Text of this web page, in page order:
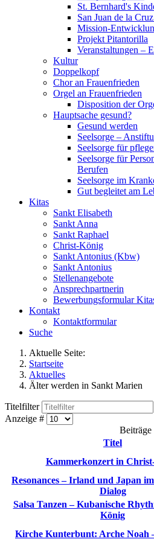
St. Bernhard's
San Juan de la
Mission-
Projekt Pitantorilla
Veranstaltungen –
Kultur
Doppelkopf
Chor an Frauenfrieden
Orgel an Frauenfrieden
Disposition der
Hauptsache gesund?
Gesund werden
Seelsorge –
Seelsorge für
Seelsorge für
Berufen
Seelsorge im
Gut begleitet am
Kitas
Sankt Elisabeth
Sankt Anna
Sankt Raphael
Christ-König
Sankt Antonius (Kbw)
Sankt Antonius
Stellenangebote
Ansprechpartnerin
Bewerbungsformular
Kontakt
Kontaktformular
Suche
Aktuelle Seite:
Startseite
Aktuelles
Älter werden in Sankt Marien
Titelfilter
Anzeige #
Beiträge
Titel
Kammerkonzert in
Resonances – Irland und Japan
Dialog
Salsa Tanzen – Kubanische
König
Kirche Kunterbunt: Arche Noah